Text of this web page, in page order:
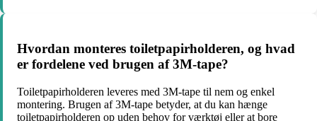
Hvordan monteres toiletpapirholderen, og hvad
er fordelene ved brugen af 3M-tape?
Toiletpapirholderen leveres med 3M-tape til nem og enkel
montering. Brugen af 3M-tape betyder, at du kan hænge
toiletpapirholderen op uden behov for værktøj eller at bore